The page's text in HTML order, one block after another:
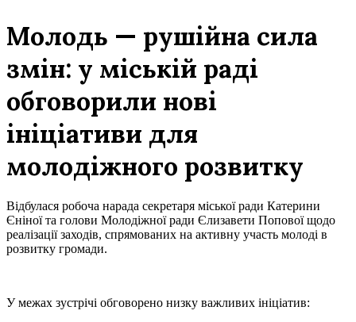
Молодь — рушійна сила
змін: у міській раді
обговорили нові
ініціативи для
молодіжного розвитку
Відбулася робоча нарада секретаря міської ради Катерини
Єніної та голови Молодіжної ради Єлизавети Попової щодо
реалізації заходів, спрямованих на активну участь молоді в
розвитку громади.
У межах зустрічі обговорено низку важливих ініціатив: